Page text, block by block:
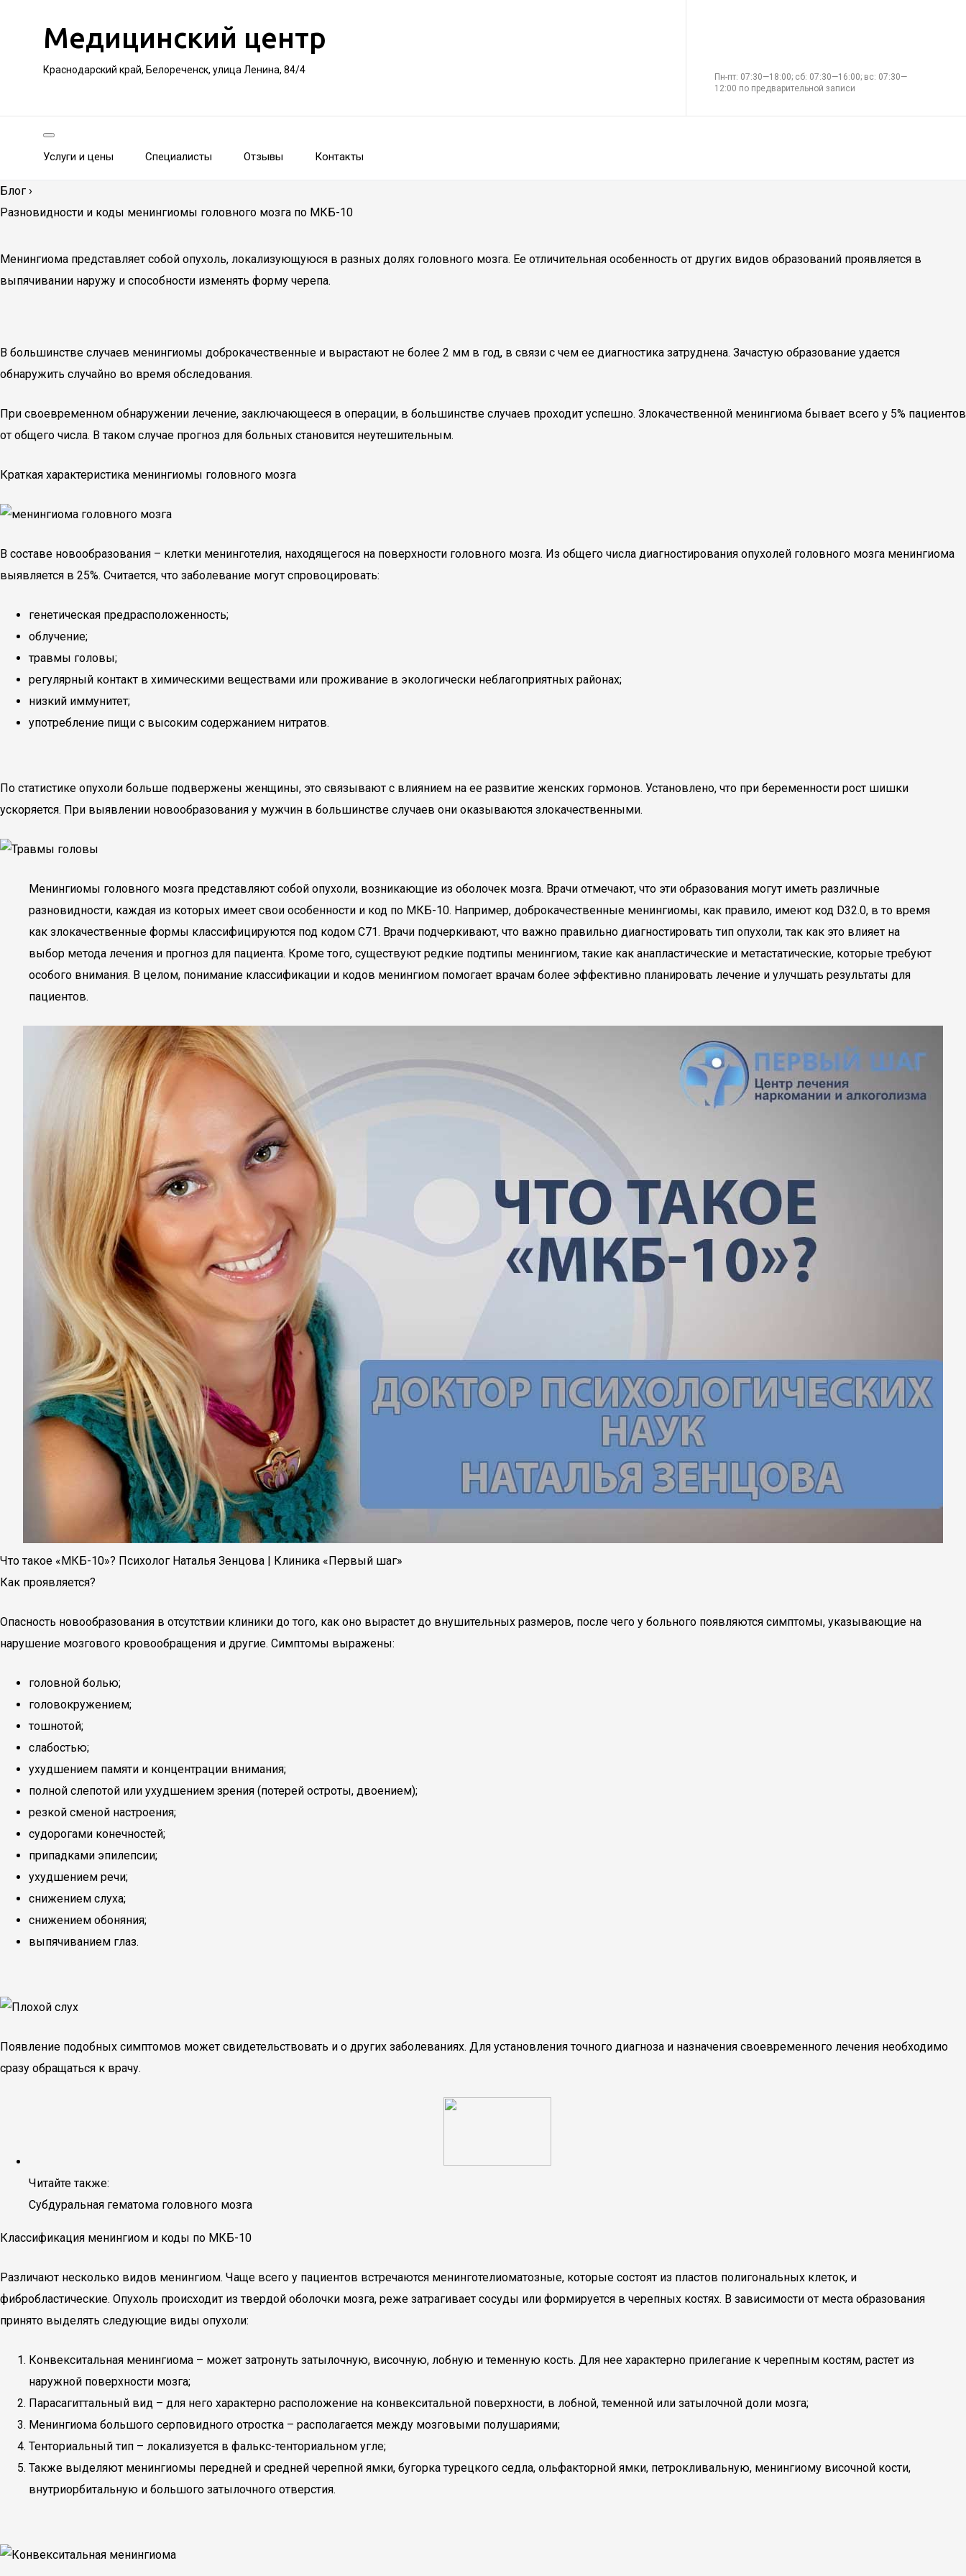
Медицинский центр
Краснодарский край, Белореченск, улица Ленина, 84/4
Пн-пт: 07:30—18:00; сб: 07:30—16:00; вс: 07:30—
12:00 по предварительной записи
Услуги и цены Специалисты Отзывы Контакты
Блог ›
Разновидности и коды менингиомы головного мозга по МКБ-10
Менингиома представляет собой опухоль, локализующуюся в разных долях головного мозга. Ее отличительная особенность от других видов образований проявляется в
выпячивании наружу и способности изменять форму черепа.
В большинстве случаев менингиомы доброкачественные и вырастают не более 2 мм в год, в связи с чем ее диагностика затруднена. Зачастую образование удается
обнаружить случайно во время обследования.
При своевременном обнаружении лечение, заключающееся в операции, в большинстве случаев проходит успешно. Злокачественной менингиома бывает всего у 5% пациентов
от общего числа. В таком случае прогноз для больных становится неутешительным.
Краткая характеристика менингиомы головного мозга
В составе новообразования – клетки менинготелия, находящегося на поверхности головного мозга. Из общего числа диагностирования опухолей головного мозга менингиома
выявляется в 25%. Считается, что заболевание могут спровоцировать:
генетическая предрасположенность;
облучение;
травмы головы;
регулярный контакт в химическими веществами или проживание в экологически неблагоприятных районах;
низкий иммунитет;
употребление пищи с высоким содержанием нитратов.
По статистике опухоли больше подвержены женщины, это связывают с влиянием на ее развитие женских гормонов. Установлено, что при беременности рост шишки
ускоряется. При выявлении новообразования у мужчин в большинстве случаев они оказываются злокачественными.
Менингиомы головного мозга представляют собой опухоли, возникающие из оболочек мозга. Врачи отмечают, что эти образования могут иметь различные
разновидности, каждая из которых имеет свои особенности и код по МКБ-10. Например, доброкачественные менингиомы, как правило, имеют код D32.0, в то время
как злокачественные формы классифицируются под кодом C71. Врачи подчеркивают, что важно правильно диагностировать тип опухоли, так как это влияет на
выбор метода лечения и прогноз для пациента. Кроме того, существуют редкие подтипы менингиом, такие как анапластические и метастатические, которые требуют
особого внимания. В целом, понимание классификации и кодов менингиом помогает врачам более эффективно планировать лечение и улучшать результаты для
пациентов.
Что такое «МКБ-10»? Психолог Наталья Зенцова | Клиника «Первый шаг»
Как проявляется?
Опасность новообразования в отсутствии клиники до того, как оно вырастет до внушительных размеров, после чего у больного появляются симптомы, указывающие на
нарушение мозгового кровообращения и другие. Симптомы выражены:
головной болью;
головокружением;
тошнотой;
слабостью;
ухудшением памяти и концентрации внимания;
полной слепотой или ухудшением зрения (потерей остроты, двоением);
резкой сменой настроения;
судорогами конечностей;
припадками эпилепсии;
ухудшением речи;
снижением слуха;
снижением обоняния;
выпячиванием глаз.
Появление подобных симптомов может свидетельствовать и о других заболеваниях. Для установления точного диагноза и назначения своевременного лечения необходимо
сразу обращаться к врачу.
Читайте также:
Субдуральная гематома головного мозга
Классификация менингиом и коды по МКБ-10
Различают несколько видов менингиом. Чаще всего у пациентов встречаются менинготелиоматозные, которые состоят из пластов полигональных клеток, и
фибробластические. Опухоль происходит из твердой оболочки мозга, реже затрагивает сосуды или формируется в черепных костях. В зависимости от места образования
принято выделять следующие виды опухоли:
Конвекситальная менингиома – может затронуть затылочную, височную, лобную и теменную кость. Для нее характерно прилегание к черепным костям, растет из
наружной поверхности мозга;
Парасагиттальный вид – для него характерно расположение на конвекситальной поверхности, в лобной, теменной или затылочной доли мозга;
Менингиома большого серповидного отростка – располагается между мозговыми полушариями;
Тенториальный тип – локализуется в фалькс-тенториальном угле;
Также выделяют менингиомы передней и средней черепной ямки, бугорка турецкого седла, ольфакторной ямки, петрокливальную, менингиому височной кости,
внутриорбитальную и большого затылочного отверстия.